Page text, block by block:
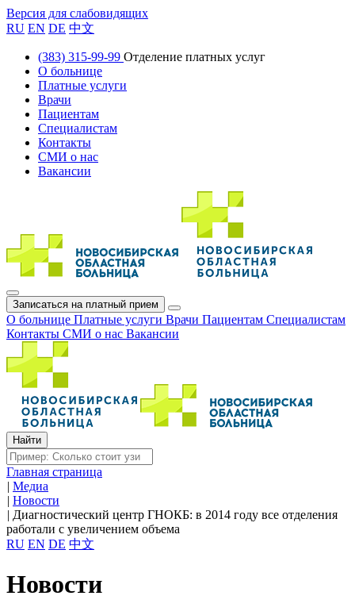
Версия для слабовидящих
RU EN DE 中文
(383) 315-99-99 Отделение платных услуг
О больнице
Платные услуги
Врачи
Пациентам
Специалистам
Контакты
СМИ о нас
Вакансии
Записаться на платный прием
О больнице Платные услуги Врачи Пациентам Специалистам
Контакты СМИ о нас Вакансии
Главная страница
| Медиа
| Новости
| Диагностический центр ГНОКБ: в 2014 году все отделения
работали с увеличением объема
RU EN DE 中文
Новости